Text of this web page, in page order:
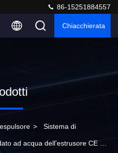
86-15251884557
Chiacchierata
> Sistema di
ad acqua dell'estrusore CE per